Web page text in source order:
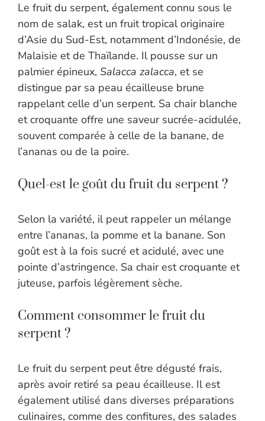
Le fruit du serpent, également connu sous le
nom de salak, est un fruit tropical originaire
d’Asie du Sud-Est, notamment d’Indonésie, de
Malaisie et de Thaïlande. Il pousse sur un
palmier épineux, Salacca zalacca, et se
distingue par sa peau écailleuse brune
rappelant celle d’un serpent. Sa chair blanche
et croquante offre une saveur sucrée-acidulée,
souvent comparée à celle de la banane, de
l’ananas ou de la poire.
Quel-est le goût du fruit du serpent ?
Selon la variété, il peut rappeler un mélange
entre l’ananas, la pomme et la banane. Son
goût est à la fois sucré et acidulé, avec une
pointe d’astringence. Sa chair est croquante et
juteuse, parfois légèrement sèche.
Comment consommer le fruit du
serpent ?
Le fruit du serpent peut être dégusté frais,
après avoir retiré sa peau écailleuse. Il est
également utilisé dans diverses préparations
culinaires, comme des confitures, des salades